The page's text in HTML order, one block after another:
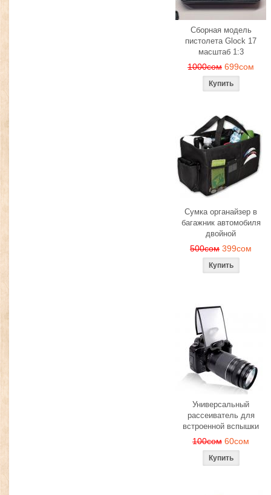
Сборная модель
пистолета Glock 17
масштаб 1:3
1000сом 699сом
Сумка органайзер в
багажник автомобиля
двойной
500сом 399сом
Универсальный
рассеиватель для
встроенной вспышки
100сом 60сом